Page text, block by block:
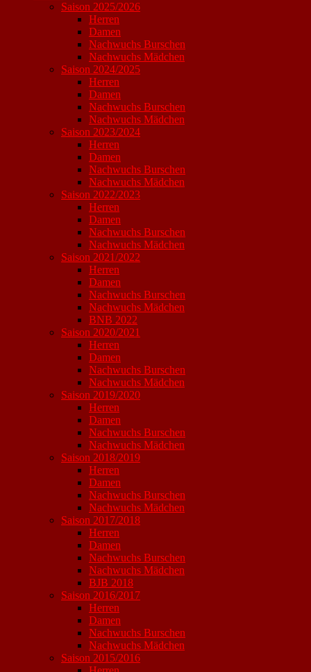
Saison 2025/2026
Herren
Damen
Nachwuchs Burschen
Nachwuchs Mädchen
Saison 2024/2025
Herren
Damen
Nachwuchs Burschen
Nachwuchs Mädchen
Saison 2023/2024
Herren
Damen
Nachwuchs Burschen
Nachwuchs Mädchen
Saison 2022/2023
Herren
Damen
Nachwuchs Burschen
Nachwuchs Mädchen
Saison 2021/2022
Herren
Damen
Nachwuchs Burschen
Nachwuchs Mädchen
BNB 2022
Saison 2020/2021
Herren
Damen
Nachwuchs Burschen
Nachwuchs Mädchen
Saison 2019/2020
Herren
Damen
Nachwuchs Burschen
Nachwuchs Mädchen
Saison 2018/2019
Herren
Damen
Nachwuchs Burschen
Nachwuchs Mädchen
Saison 2017/2018
Herren
Damen
Nachwuchs Burschen
Nachwuchs Mädchen
BJB 2018
Saison 2016/2017
Herren
Damen
Nachwuchs Burschen
Nachwuchs Mädchen
Saison 2015/2016